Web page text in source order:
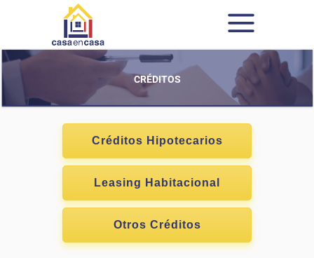
CRÉDITOS
Créditos Hipotecarios
Leasing Habitacional
Otros Créditos